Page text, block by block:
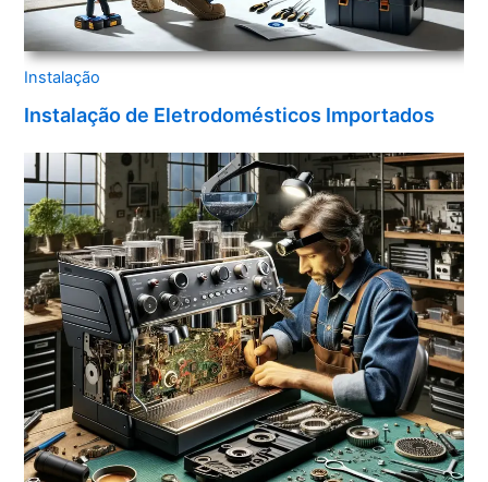
Instalação
Instalação de Eletrodomésticos Importados